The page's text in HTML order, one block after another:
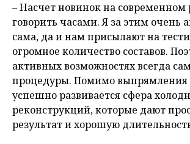
– Насчет новинок на
говорить часами. Я за этим очень
сама, да и нам присылают на
огромное количество составов.
активных возможностях всегда
процедуры. Помимо выпрямления
успешно развивается сфера
реконструкций, которые дают
результат и хорошую